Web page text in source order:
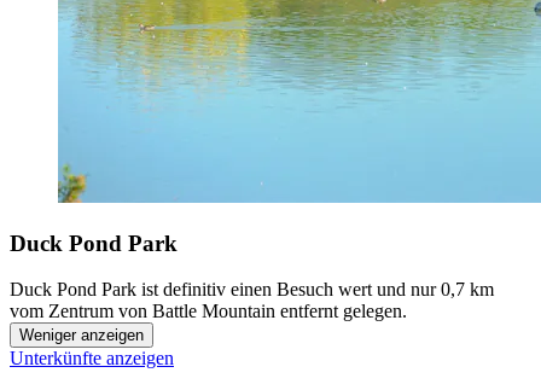
Duck Pond Park
Duck Pond Park ist definitiv einen Besuch wert und nur 0,7 km
vom Zentrum von Battle Mountain entfernt gelegen.
Weniger anzeigen
Unterkünfte anzeigen